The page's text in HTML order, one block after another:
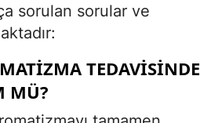
sorulan sorular ve
TEDAVISINDE
MÜ?